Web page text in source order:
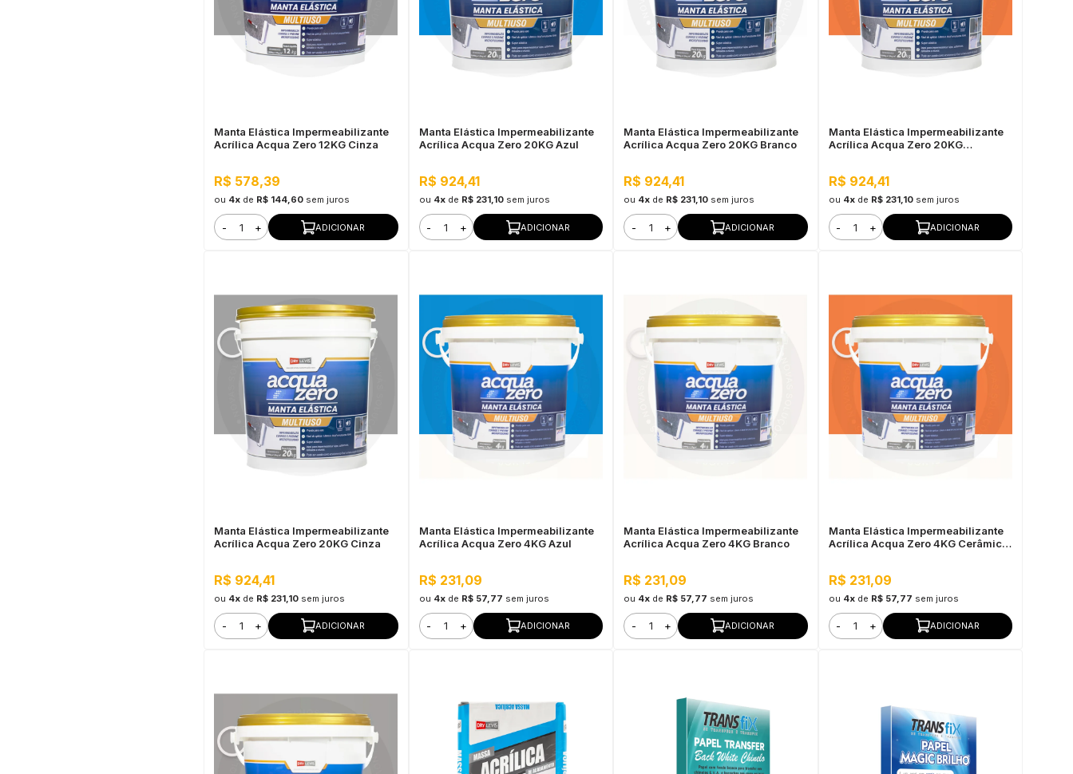
Manta Elástica Impermeabilizante
Acrílica Acqua Zero 12KG Cinza
R$ 578,39
ou 4x de R$ 144,60 sem juros
- + ADICIONAR
Manta Elástica Impermeabilizante
Acrílica Acqua Zero 20KG Azul
R$ 924,41
ou 4xde R$ 231,10 sem juros
- + ADICIONAR
Manta Elástica Impermeabilizante
Acrílica Acqua Zero 20KG Branco
R$ 924,41
ou 4x de R$ 231,10 sem juros
- + ADICIONAR
Manta Elástica Impermeabilizante
Acrílica Acqua Zero 20KG
R$ 924,41
ou 4xde R$ 231,10 sem juros
- + ADICIONAR
Manta Elástica Impermeabilizante
Acrílica Acqua Zero 20KG Cinza
R$ 924,41
ou 4x de R$ 231,10 sem juros
- + ADICIONAR
Manta Elástica Impermeabilizante
Acrílica Acqua Zero 4KG Azul
R$ 231,09
ou 4xde R$ 57,77 sem juros
- + ADICIONAR
Manta Elástica Impermeabilizante
Acrílica Acqua Zero 4KG Branco
R$ 231,09
ou 4x de R$ 57,77 sem juros
- + ADICIONAR
Manta Elástica Impermeabilizante
Acrílica Acqua Zero 4KG Cerâmica
R$ 231,09
ou 4xde R$ 57,77 sem juros
- + ADICIONAR